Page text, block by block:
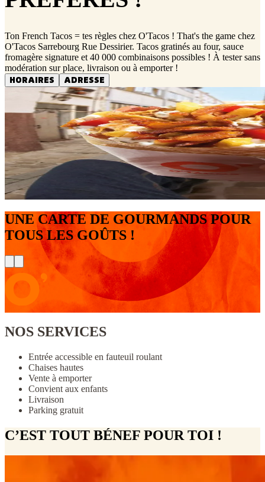
Ton French Tacos = tes règles chez O'Tacos ! That's the game chez
O'Tacos Sarrebourg Rue Dessirier. Tacos gratinés au four, sauce
fromagère signature et 40 000 combinaisons possibles ! À tester sans
modération sur place, livraison ou à emporter !
HORAIRES
ADRESSE
UNE CARTE DE GOURMANDS POUR
TOUS LES GOÛTS !
NOS SERVICES
Entrée accessible en fauteuil roulant
Chaises hautes
Vente à emporter
Convient aux enfants
Livraison
Parking gratuit
C’EST TOUT BÉNEF POUR TOI !